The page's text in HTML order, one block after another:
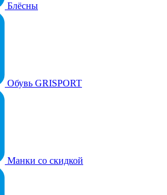
Блёсны
Обувь GRISPORT
Манки со скидкой